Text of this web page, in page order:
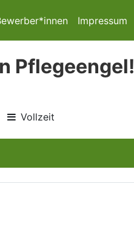
Impressum
Pflegeengel!
Vollzeit